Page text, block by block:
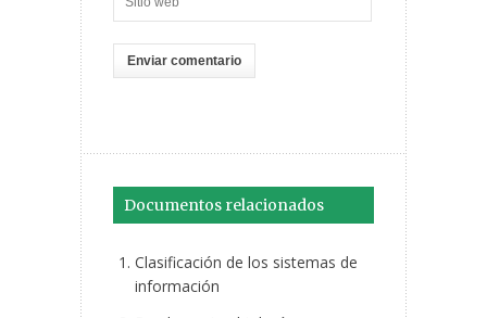
Documentos relacionados
Clasificación de los sistemas de
información